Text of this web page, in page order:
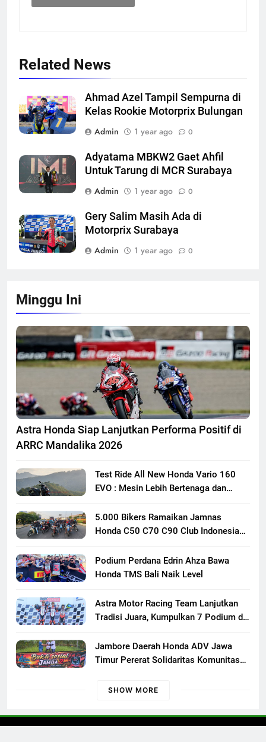
Related News
Ahmad Azel Tampil Sempurna di
Kelas Rookie Motorprix Bulungan
Admin
1 year ago 0
Adyatama MBKW2 Gaet Ahfil
Untuk Tarung di MCR Surabaya
Admin
1 year ago 0
Gery Salim Masih Ada di
Motorprix Surabaya
Admin
1 year ago 0
Minggu Ini
Astra Honda Siap Lanjutkan Performa Positif di
ARRC Mandalika 2026
Test Ride All New Honda Vario 160
EVO : Mesin Lebih Bertenaga dan
5.000 Bikers Ramaikan Jamnas
Honda C50 C70 C90 Club Indonesia
Persaudaraan Pecinta Motor Klasik
Honda
Podium Perdana Edrin Ahza Bawa
Honda TMS Bali Naik Level
Astra Motor Racing Team Lanjutkan
Tradisi Juara, Kumpulkan 7 Podium di
Jambore Daerah Honda ADV Jawa
Timur Pererat Solidaritas Komunitas
di Banyuwangi
SHOW MORE